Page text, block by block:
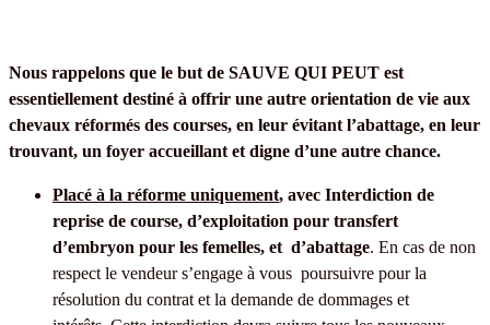
Nous rappelons que le but de SAUVE QUI PEUT est
essentiellement destiné à offrir une autre orientation de vie aux
chevaux réformés des courses, en leur évitant l’abattage, en leur
trouvant, un foyer accueillant et digne d’une autre chance.
Placé à la réforme uniquement, avec Interdiction de
reprise de course, d’exploitation pour transfert
d’embryon pour les femelles, et d’abattage. En cas de non
respect le vendeur s’engage à vous poursuivre pour la
résolution du contrat et la demande de dommages et